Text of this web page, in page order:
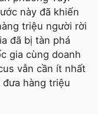
này đã khiến
triệu người rời
đã bị tàn phá
gia cùng doanh
vẫn cần ít nhất
hàng triệu